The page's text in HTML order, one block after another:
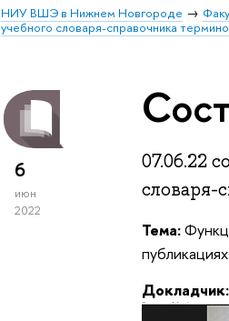
НИУ ВШЭ в Нижнем Новгороде
учебного словаря-справочника
6
июн
2022
07.06.22
словаря-
Тема:
Докладчик: